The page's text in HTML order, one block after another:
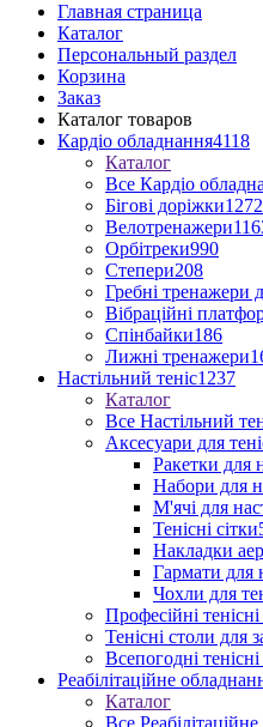
Главная страница
Каталог
Персональный раздел
Корзина
Заказ
Каталог товаров
Кардіо обладнання4118
Каталог
Все Кардіо
Бігові доріжки1272
Велотренажери
Орбітреки990
Степери208
Гребні тренажери
Вібраційні
Спінбайки186
Лижні тренажери
Настільний теніс1237
Каталог
Все Настільний
Аксесуари для
Ракетки для
Набори для
М'ячі для
Тенісні сітки
Накладки
Гармати для
Чохли для
Професійні
Тенісні столи для
Всепогодні
Реабілітаційне
Каталог
Все